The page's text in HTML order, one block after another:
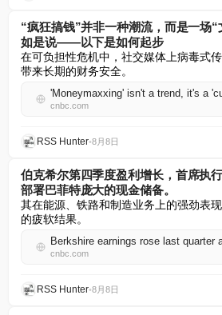
“疯狂搞钱”并非一种潮流，而是一场
如是说——以下是如何起步
在可负担性危机中，社交媒体上病毒式
带来长期的财务安全。
cnbc.com
RSS Hunter•8月8日
伯克希尔第四季度盈利增长，首席执
部署巴菲特庞大的现金储备。
其在能源、铁路和制造业务上的强劲表
的疲软结果。
cnbc.com
RSS Hunter•8月8日